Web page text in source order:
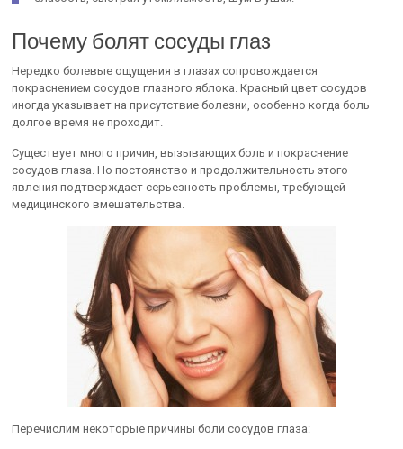
Почему болят сосуды глаз
Нередко болевые ощущения в глазах сопровождается
покраснением сосудов глазного яблока. Красный цвет сосудов
иногда указывает на присутствие болезни, особенно когда боль
долгое время не проходит.
Существует много причин, вызывающих боль и покраснение
сосудов глаза. Но постоянство и продолжительность этого
явления подтверждает серьезность проблемы, требующей
медицинского вмешательства.
Перечислим некоторые причины боли сосудов глаза: